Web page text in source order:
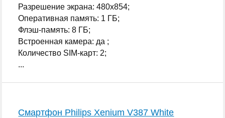
Разрешение экрана: 480x854;
Оперативная память: 1 ГБ;
Флэш-память: 8 ГБ;
Встроенная камера: да ;
Количество SIM-карт: 2;
...
Смартфон Philips Xenium V387 White